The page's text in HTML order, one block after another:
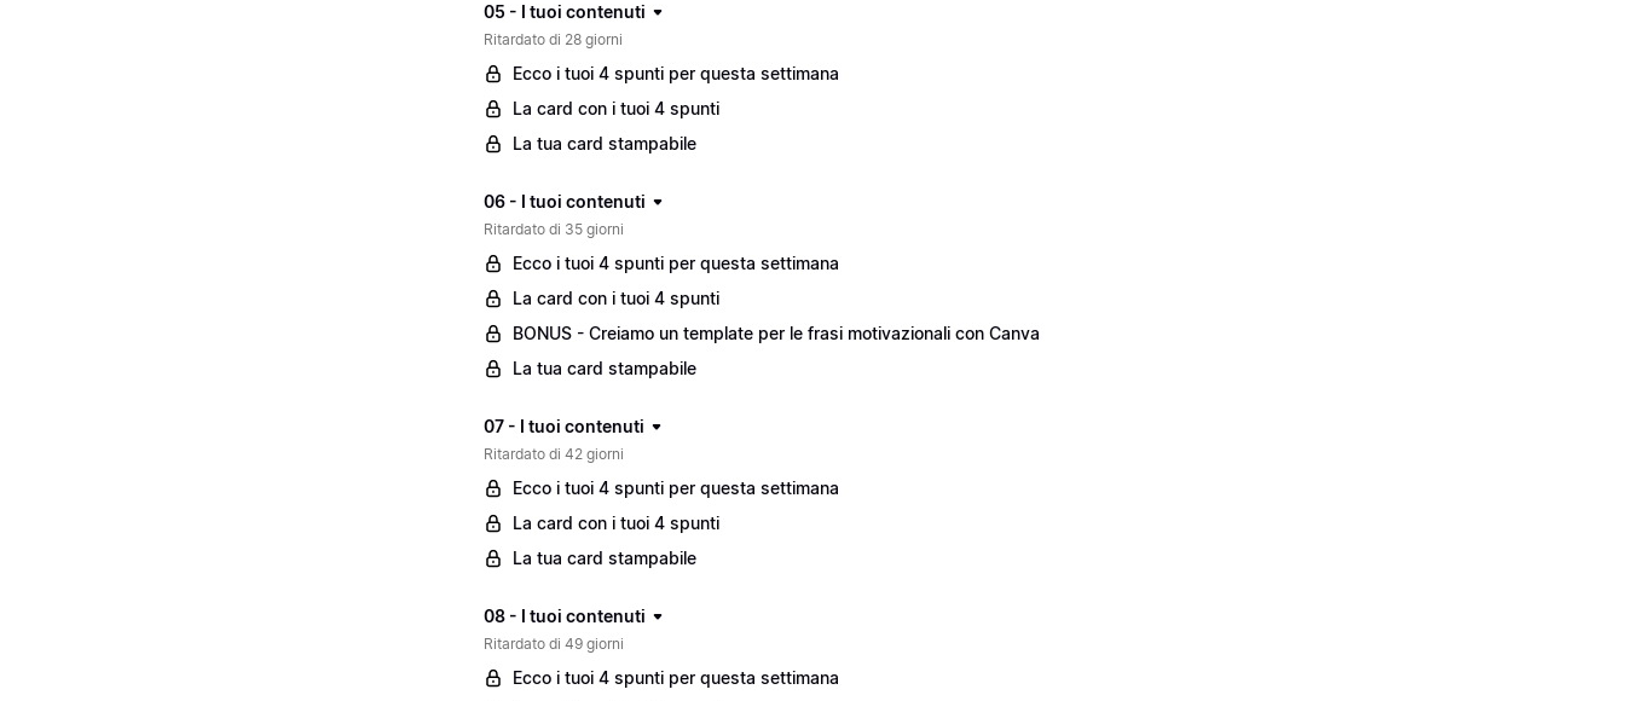
05 - I tuoi contenuti
Ritardato di 28 giorni
Ecco i tuoi 4 spunti per questa settimana
La card con i tuoi 4 spunti
La tua card stampabile
06 - I tuoi contenuti
Ritardato di 35 giorni
Ecco i tuoi 4 spunti per questa settimana
La card con i tuoi 4 spunti
BONUS - Creiamo un template per le frasi motivazionali con Canva
La tua card stampabile
07 - I tuoi contenuti
Ritardato di 42 giorni
Ecco i tuoi 4 spunti per questa settimana
La card con i tuoi 4 spunti
La tua card stampabile
08 - I tuoi contenuti
Ritardato di 49 giorni
Ecco i tuoi 4 spunti per questa settimana